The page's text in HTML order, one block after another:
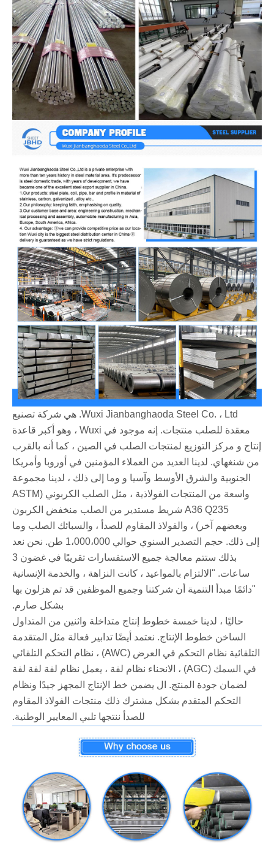
Wuxi Jianbanghaoda Steel Co. ، Ltd. هي شركة تصنيع
معقدة للصلب منتجات. إنه موجود في Wuxi ، وهو أكبر قاعدة
إنتاج و مركز التوزيع لمنتجات الصلب في الصين ، كما أنه بالقرب
من شنغهاي. لدينا العديد من العملاء المؤمنين في أوروبا وأمريكا
الجنوبية والشرق الأوسط وآسيا و وما إلى ذلك ، لدينا مجموعة
واسعة من المنتجات الفولاذية ، مثل الصلب الكربوني (ASTM
A36 Q235 شريط مستدير من الصلب منخفض الكربون
وبعضهم آخر) ، والفولاذ المقاوم للصدأ ، والسبائك الصلب وما
إلى ذلك. حجم التصدير السنوي حوالي 1،000،000 طن. نحن نعد
بذلك ستتم معالجة جميع الاستفسارات تقريبًا في غضون 3
ساعات. "الالتزام بالمواعيد ، كانت النزاهة ، والخدمة الإنسانية
"دائمًا مبدأ التنمية أن شركتنا وجميع الموظفين قد تم هزلون بها
بشكل صارم.
حاليًا ، لدينا خمسة خطوط إنتاج متداخلة واثنين من المتداول
الساخن خطوط الإنتاج. نعتمد أيضًا تدابير فعالة مثل المتقدمة
التلقائية نظام التحكم في العرض (AWC) ، نظام التحكم التلقائي
في السمك (AGC) ، الانحناء نظام لفة ، يعمل نظام لفة لفة لفة
لضمان جودة المنتج. ال يضمن خط الإنتاج المجهز جيدًا ونظام
التحكم المتقدم بشكل مشترك ذلك منتجات الفولاذ المقاوم
للصدأ ننتجها تلبي المعايير الوطنية.